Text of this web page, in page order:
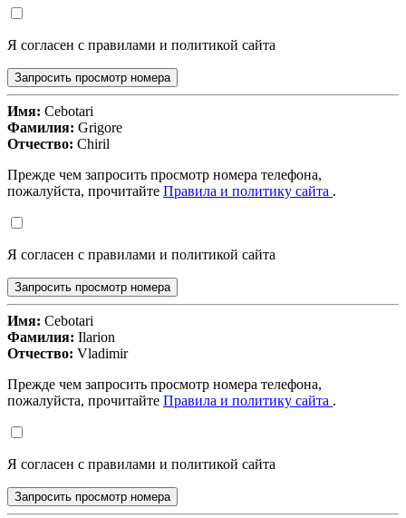
Я согласен с правилами и политикой сайта
Запросить просмотр номера
Имя: Cebotari
Фамилия: Grigore
Отчество: Chiril
Прежде чем запросить просмотр номера телефона,
пожалуйста, прочитайте Правила и политику сайта .
Я согласен с правилами и политикой сайта
Запросить просмотр номера
Имя: Cebotari
Фамилия: Ilarion
Отчество: Vladimir
Прежде чем запросить просмотр номера телефона,
пожалуйста, прочитайте Правила и политику сайта .
Я согласен с правилами и политикой сайта
Запросить просмотр номера